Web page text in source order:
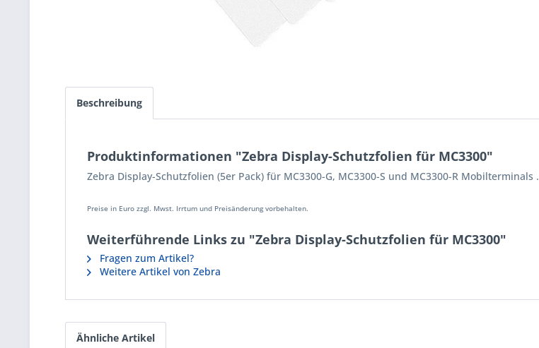
Beschreibung
Produktinformationen "Zebra Display-Schutzfolien für MC3300"
Zebra Display-Schutzfolien (5er Pack) für MC3300-G, MC3300-S und MC3300-R Mobilterminals .
Preise in Euro zzgl. Mwst. Irrtum und Preisänderung vorbehalten.
Weiterführende Links zu "Zebra Display-Schutzfolien für MC3300"
Fragen zum Artikel?
Weitere Artikel von Zebra
Ähnliche Artikel